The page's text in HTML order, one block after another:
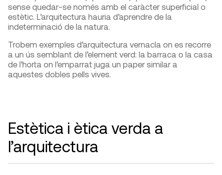
sense quedar-se només amb el caràcter superficial o
estètic. L’arquitectura hauria d’aprendre de la
indeterminació de la natura.
Trobem exemples d’arquitectura vernacla on es recorre
a un ús semblant de l’element verd: la barraca o la casa
de l’horta on l’emparrat juga un paper similar a
aquestes dobles pells vives.
Estètica i ètica verda a
l’arquitectura